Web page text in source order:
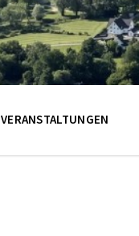
VERANSTALTUNGEN